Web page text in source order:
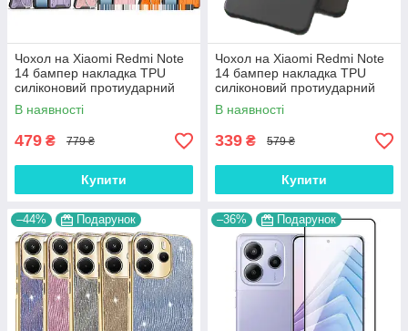
Чохол на Xiaomi Redmi Note
14 бампер накладка TPU
силіконовий протиударний
оригінальний "ROG-FORCE"
В наявності
479 ₴ 779 ₴
Купити
Чохол на Xiaomi Redmi Note
14 бампер накладка TPU
силіконовий протиударний
оригінальний "W-SHEILD"
В наявності
339 ₴ 579 ₴
Купити
–44% Подарунок –36% Подарунок